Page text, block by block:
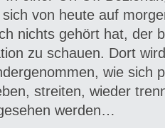
von heute auf
nichts gehört hat, der
zu schauen. Dort
wie sich
streiten, wieder
werden…